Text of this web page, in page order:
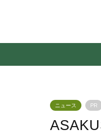
ニュース PR